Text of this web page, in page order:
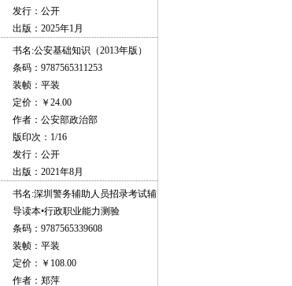
发行：公开
出版：2025年1月
书名:公安基础知识（2013年版）
条码：9787565311253
装帧：平装
定价：￥24.00
作者：公安部政治部
版印次：1/16
发行：公开
出版：2021年8月
书名:深圳警务辅助人员招录考试辅
导读本•行政职业能力测验
条码：9787565339608
装帧：平装
定价：￥108.00
作者：郑萍